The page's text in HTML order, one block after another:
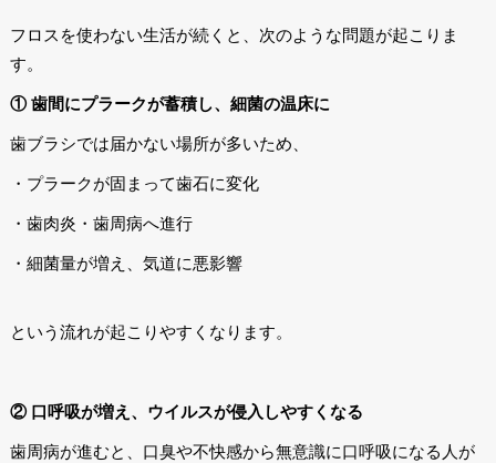
フロスを使わない生活が続くと、次のような問題が起こりま
す。
① 歯間にプラークが蓄積し、細菌の温床に
歯ブラシでは届かない場所が多いため、
・プラークが固まって歯石に変化
・歯肉炎・歯周病へ進行
・細菌量が増え、気道に悪影響
という流れが起こりやすくなります。
② 口呼吸が増え、ウイルスが侵入しやすくなる
歯周病が進むと、口臭や不快感から無意識に口呼吸になる人が